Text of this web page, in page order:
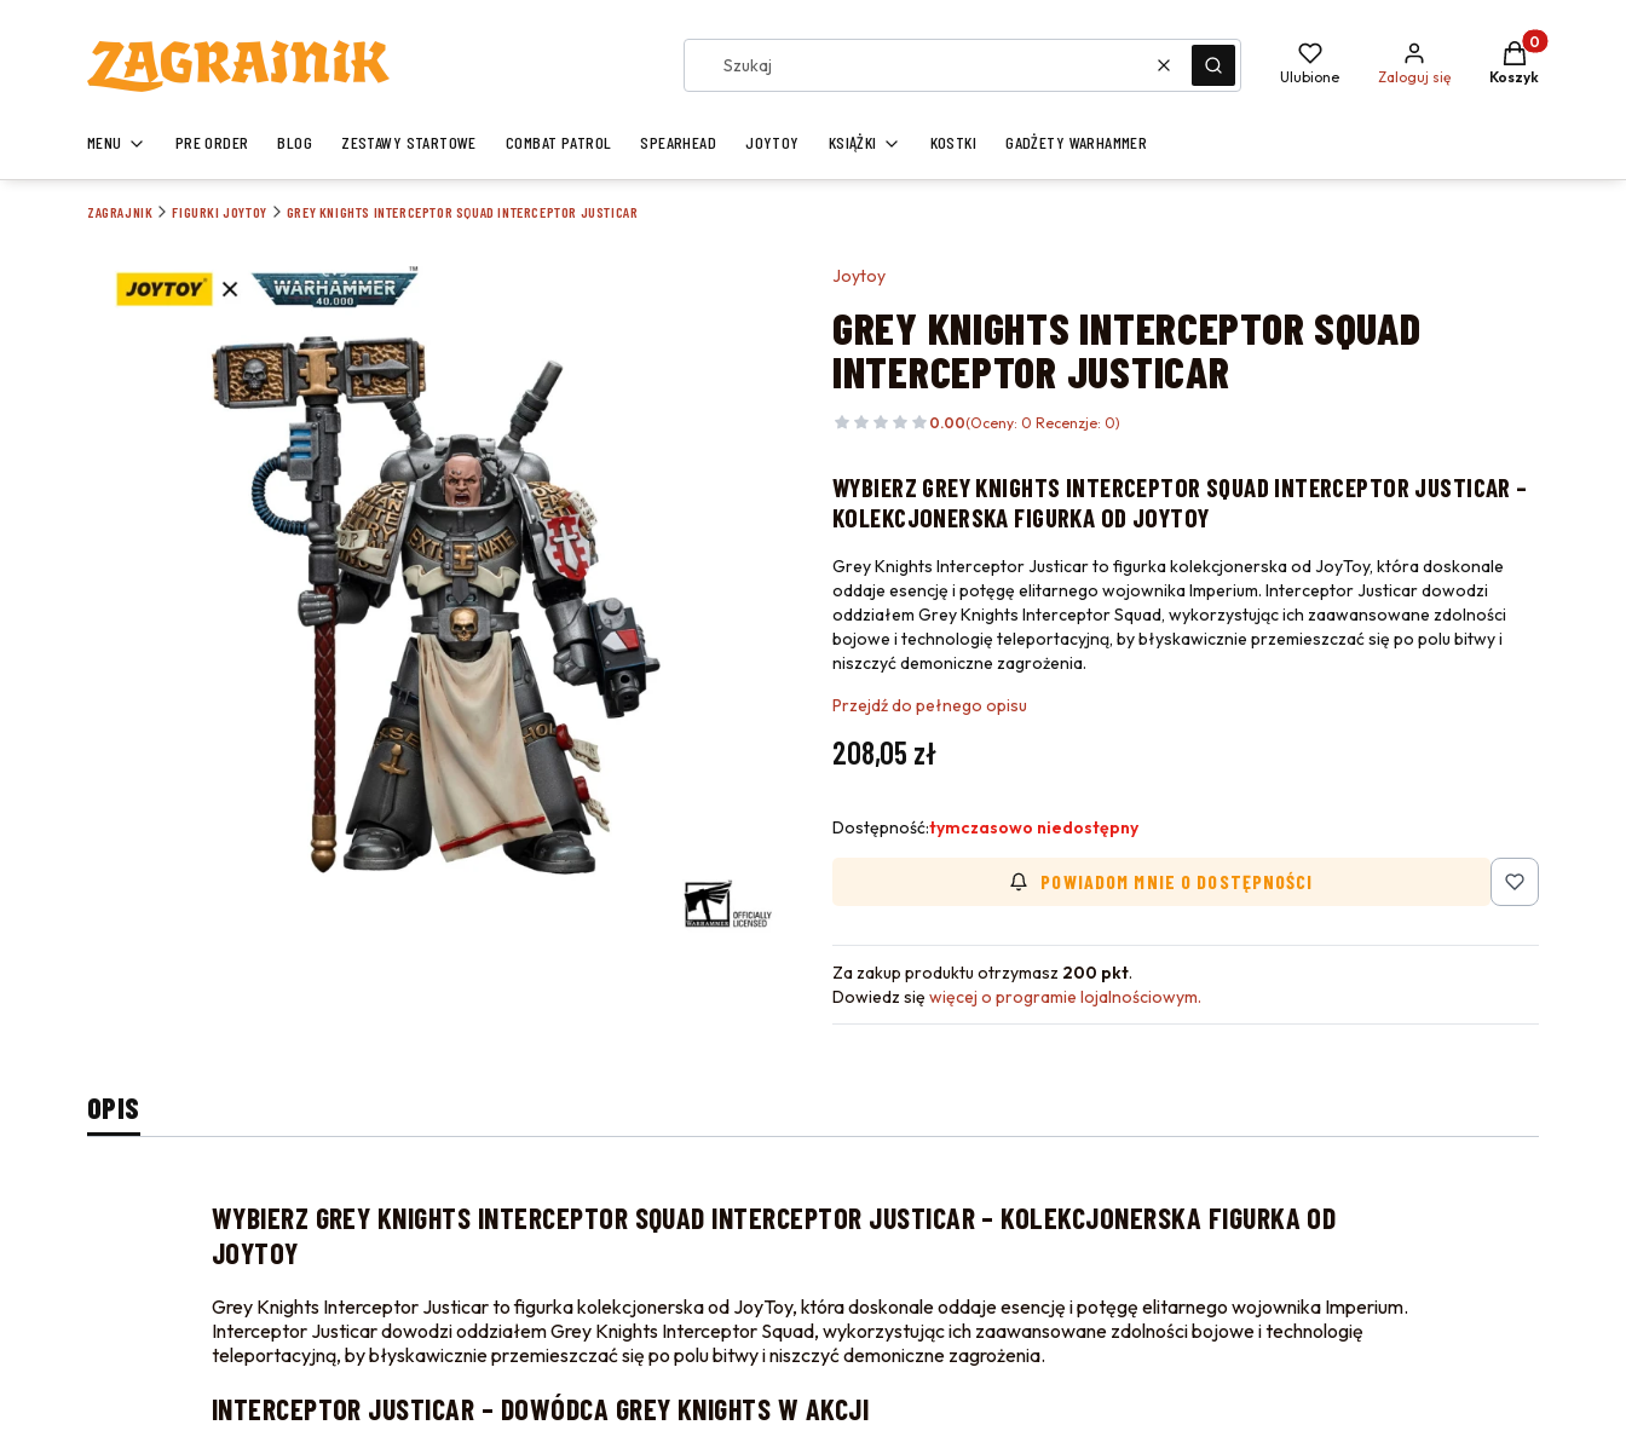
WyczyśćSzukaj Ulubione Zaloguj się
Produkty w
Koszyk
MENU PRE ORDER BLOG ZESTAWY STARTOWE COMBAT PATROL SPEARHEAD JOYTOY KSIĄŻKI KOSTKI GADŻETY WARHAMMER
ZAGRAJNIK FIGURKI JOYTOY GREY KNIGHTS INTERCEPTOR SQUAD INTERCEPTOR JUSTICAR
Joytoy
GREY KNIGHTS INTERCEPTOR SQUAD
INTERCEPTOR JUSTICAR
0.00(Oceny: 0 Recenzje: 0)
WYBIERZ GREY KNIGHTS INTERCEPTOR SQUAD INTERCEPTOR JUSTICAR –
KOLEKCJONERSKA FIGURKA OD JOYTOY
Grey Knights Interceptor Justicar to figurka kolekcjonerska od JoyToy, która doskonale
oddaje esencję i potęgę elitarnego wojownika Imperium. Interceptor Justicar dowodzi
oddziałem Grey Knights Interceptor Squad, wykorzystując ich zaawansowane zdolności
bojowe i technologię teleportacyjną, by błyskawicznie przemieszczać się po polu bitwy i
niszczyć demoniczne zagrożenia.
Przejdź do pełnego opisu
Cena
208,05 zł
Dostępność:tymczasowo niedostępny
POWIADOM MNIE O DOSTĘPNOŚCI
Za zakup produktu otrzymasz 200 pkt.
Dowiedz się więcej o programie lojalnościowym.
OPIS
WYBIERZ GREY KNIGHTS INTERCEPTOR SQUAD INTERCEPTOR JUSTICAR – KOLEKCJONERSKA FIGURKA OD
JOYTOY
Grey Knights Interceptor Justicar to figurka kolekcjonerska od JoyToy, która doskonale oddaje esencję i potęgę elitarnego wojownika Imperium.
Interceptor Justicar dowodzi oddziałem Grey Knights Interceptor Squad, wykorzystując ich zaawansowane zdolności bojowe i technologię
teleportacyjną, by błyskawicznie przemieszczać się po polu bitwy i niszczyć demoniczne zagrożenia.
INTERCEPTOR JUSTICAR – DOWÓDCA GREY KNIGHTS W AKCJI